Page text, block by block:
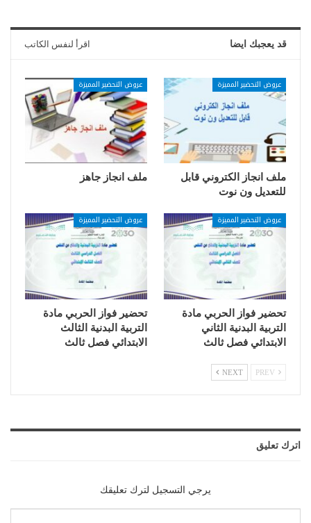
قد يعجبك ايضا اقرأ لنفس الكاتب
عروض التحضير المميزة
ملف انجاز الكتروني قابل
للتعديل ون نوت
عروض التحضير المميزة
ملف انجاز جاهز
عروض التحضير المميزة
تحضير فواز الحربي مادة
التربية البدنية الثاني
الابتدائي فصل ثالث
عروض التحضير المميزة
تحضير فواز الحربي مادة
التربية البدنية الثالث
الابتدائي فصل ثالث
NEXT
اترك تعليق
يرجي التسجيل لترك تعليقك